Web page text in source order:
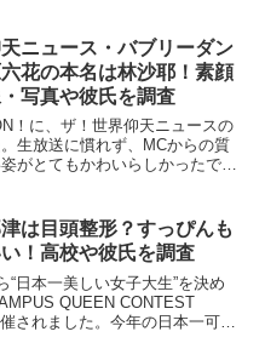
ニュース・バブリーダン
花の本名は林沙耶！素顔
写真や彼氏を調査
！に、ザ！世界仰天ニュースの
生放送に慣れず、MCからの質
がとてもかわいらしかったで
は目頭整形？すっぴんも
！高校や彼氏を調査
日本一美しい女子大生”を決め
QUEEN CONTEST
されました。今年の日本一可愛